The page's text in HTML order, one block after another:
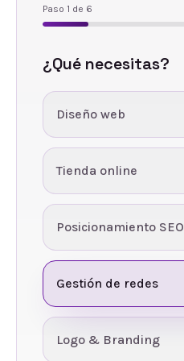
Paso 1 de 6
¿Qué necesitas?
Diseño web
Tienda online
Posicionamiento SEO
Gestión de redes
Logo & Branding